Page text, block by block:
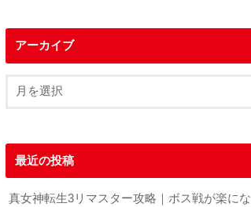
アーカイブ
最近の投稿
真女神転生3リマスター攻略｜ボス戦が楽にな